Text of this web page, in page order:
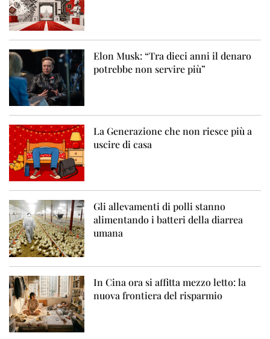
Elon Musk: “Tra dieci anni il denaro
potrebbe non servire più”
La Generazione che non riesce più a
uscire di casa
Gli allevamenti di polli stanno
alimentando i batteri della diarrea
umana
In Cina ora si affitta mezzo letto: la
nuova frontiera del risparmio